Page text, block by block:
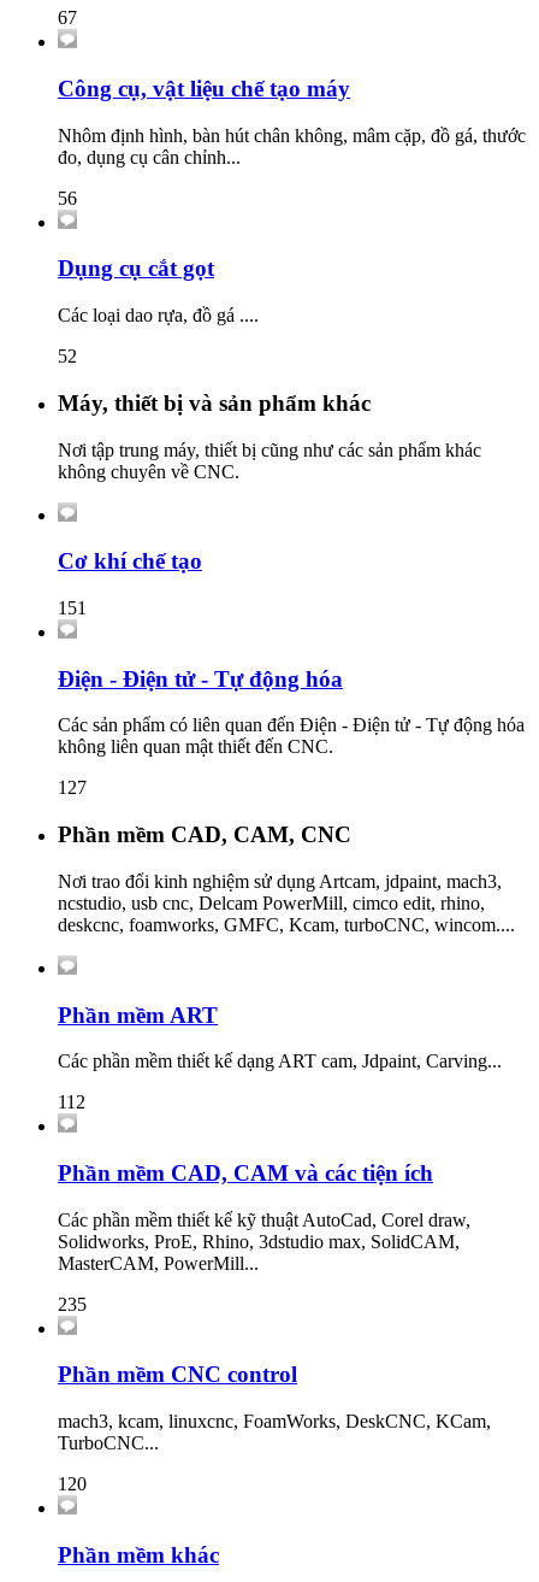
67
Công cụ, vật liệu chế tạo máy
Nhôm định hình, bàn hút chân không, mâm cặp, đồ gá, thước
đo, dụng cụ cân chỉnh...
56
Dụng cụ cắt gọt
Các loại dao rựa, đồ gá ....
52
Máy, thiết bị và sản phẩm khác
Nơi tập trung máy, thiết bị cũng như các sản phẩm khác
không chuyên về CNC.
Cơ khí chế tạo
151
Điện - Điện tử - Tự động hóa
Các sản phẩm có liên quan đến Điện - Điện tử - Tự động hóa
không liên quan mật thiết đến CNC.
127
Phần mềm CAD, CAM, CNC
Nơi trao đổi kinh nghiệm sử dụng Artcam, jdpaint, mach3,
ncstudio, usb cnc, Delcam PowerMill, cimco edit, rhino,
deskcnc, foamworks, GMFC, Kcam, turboCNC, wincom....
Phần mềm ART
Các phần mềm thiết kế dạng ART cam, Jdpaint, Carving...
112
Phần mềm CAD, CAM và các tiện ích
Các phần mềm thiết kế kỹ thuật AutoCad, Corel draw,
Solidworks, ProE, Rhino, 3dstudio max, SolidCAM,
MasterCAM, PowerMill...
235
Phần mềm CNC control
mach3, kcam, linuxcnc, FoamWorks, DeskCNC, KCam,
TurboCNC...
120
Phần mềm khác